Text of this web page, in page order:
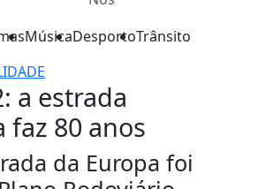
MúsicaDesportoTrânsito
a estrada
faz 80 anos
da Europa foi